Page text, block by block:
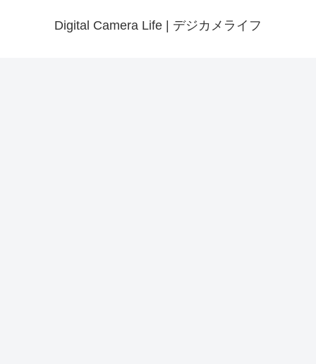
Digital Camera Life | デジカメライフ